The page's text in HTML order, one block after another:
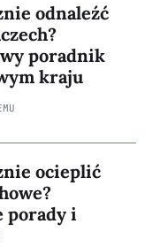
odnaleźć
poradnik
kraju
ocieplić
porady i